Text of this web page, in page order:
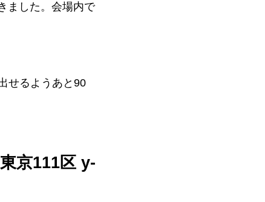
ました。会場内で
せるようあと90
京111区 y-